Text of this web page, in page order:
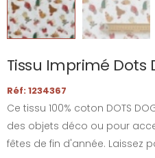
Tissu Imprimé Dots
Réf: 1234367
Ce tissu 100% coton DOTS
des objets déco ou pour
fêtes de fin d'année. Laissez